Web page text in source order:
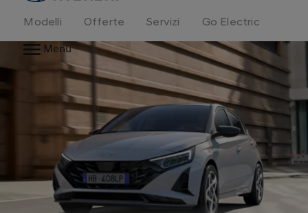
Modelli Offerte Servizi
Go Electric
Menu